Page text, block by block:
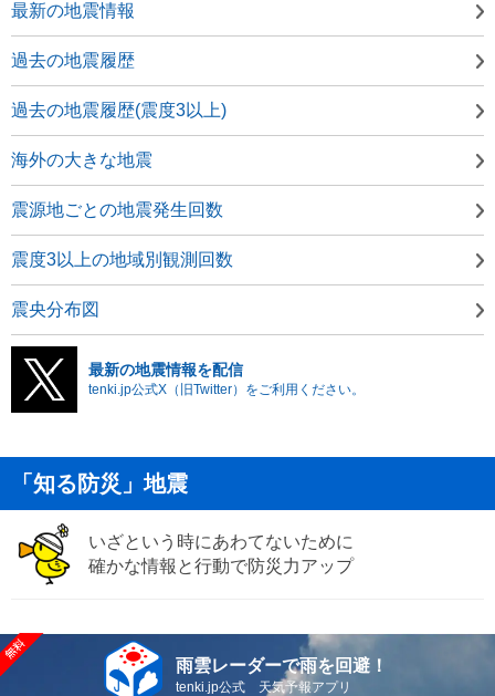
最新の地震情報
過去の地震履歴
過去の地震履歴(震度3以上)
海外の大きな地震
震源地ごとの地震発生回数
震度3以上の地域別観測回数
震央分布図
最新の地震情報を配信
tenki.jp公式X（旧Twitter）をご利用ください。
「知る防災」地震
いざという時にあわてないために
確かな情報と行動で防災力アップ
雨雲レーダーで雨を回避！
tenki.jp公式 天気予報アプリ